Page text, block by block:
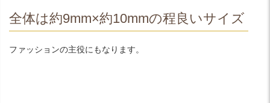
全体は約9mm×約10mmの程良いサイズ
ファッションの主役にもなります。